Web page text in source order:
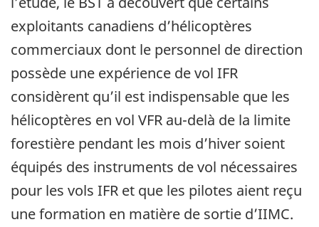
exploitants canadiens d’hélicoptères
commerciaux dont le personnel de direction
possède une expérience de vol IFR
considèrent qu’il est indispensable que les
hélicoptères en vol VFR au-delà de la limite
forestière pendant les mois d’hiver soient
équipés des instruments de vol nécessaires
pour les vols IFR et que les pilotes aient reçu
une formation en matière de sortie d’IIMC.